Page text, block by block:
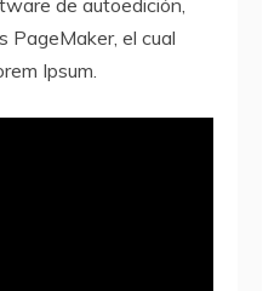
de autoedición,
PageMaker, el cual
Ipsum.